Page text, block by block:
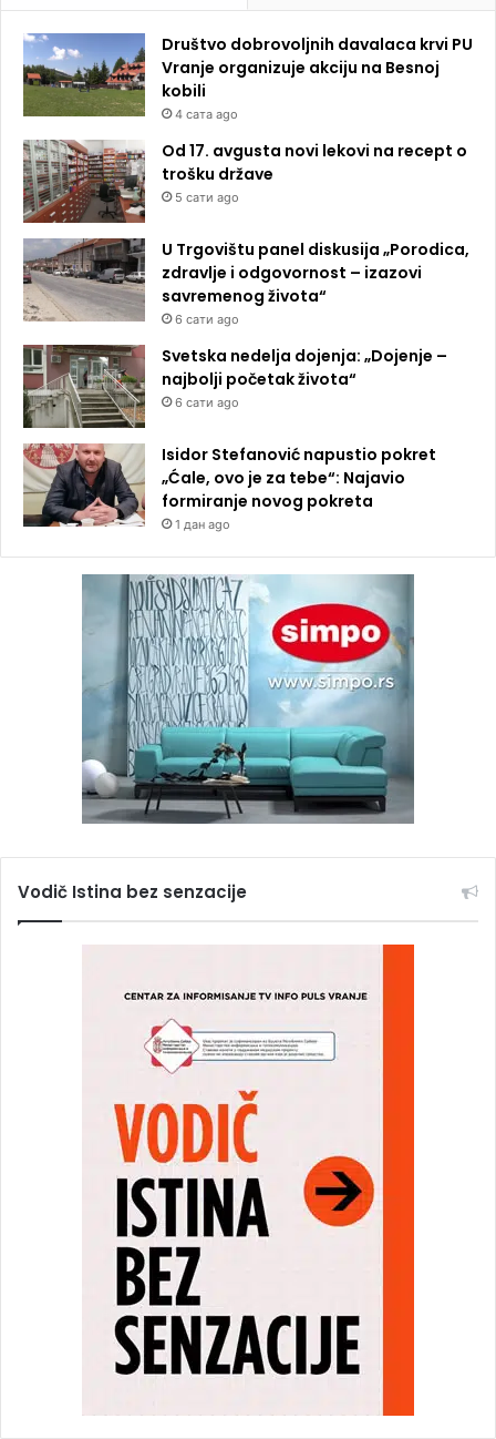
Društvo dobrovoljnih davalaca krvi PU
Vranje organizuje akciju na Besnoj
kobili
4 сата ago
Od 17. avgusta novi lekovi na recept o
trošku države
5 сати ago
U Trgovištu panel diskusija „Porodica,
zdravlje i odgovornost – izazovi
savremenog života“
6 сати ago
Svetska nedelja dojenja: „Dojenje –
najbolji početak života“
6 сати ago
Isidor Stefanović napustio pokret
„Ćale, ovo je za tebe“: Najavio
formiranje novog pokreta
1 дан ago
Vodič Istina bez senzacije